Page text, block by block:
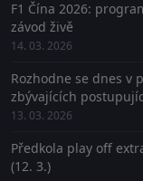
F1 Čína 2026:
závod živě
14. 03. 2026
Rozhodne se dnes v
zbývajících
13. 03. 2026
Předkola play off
(12. 3.)